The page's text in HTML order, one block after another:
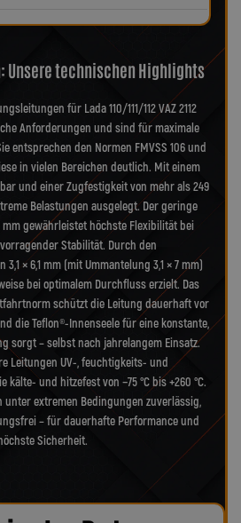
Unsere technischen Highlights
für Lada 110/111/112 VAZ 2112
Anforderungen und sind für maximale
entsprechen den Normen FMVSS 106 und
in vielen Bereichen deutlich. Mit einem
und einer Zugfestigkeit von mehr als 249
Belastungen ausgelegt. Der geringe
gewährleistet höchste Flexibilität bei
Stabilität. Durch den
× 6,1 mm (mit Ummantelung 3,1 × 7 mm)
bei optimalem Durchfluss erzielt. Das
schützt die Leitung dauerhaft vor
die Teflon®-Innenseele für eine konstante,
sorgt – selbst nach jahrelangem Einsatz.
Leitungen UV-, feuchtigkeits- und
und hitzefest von −75 °C bis +260 °C.
unter extremen Bedingungen zuverlässig,
– für dauerhafte Performance und
Sicherheit.